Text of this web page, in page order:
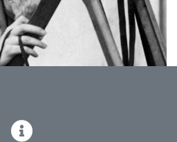
Julia Kuperberg